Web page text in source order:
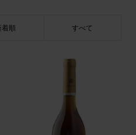
着順 すべて